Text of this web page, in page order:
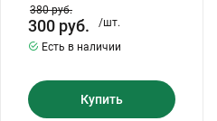
ПАМПАСНАЯ ТРАВА
Кизильник саженец
Клематис
380руб.
300 руб.
/шт.
Есть в наличии
Купить